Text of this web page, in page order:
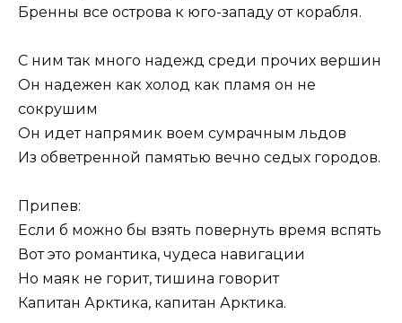
Бренны все острова к юго-западу от корабля.
С ним так много надежд среди прочих вершин
Он надежен как холод как пламя он не
сокрушим
Он идет напрямик воем сумрачным льдов
Из обветренной памятью вечно седых городов.
Припев:
Если б можно бы взять повернуть время вспять
Вот это романтика, чудеса навигации
Но маяк не горит, тишина говорит
Капитан Арктика, капитан Арктика.